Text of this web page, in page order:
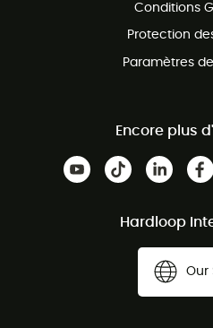
Conditions
Protection
Paramètres
Encore plus
Hardloop
Our